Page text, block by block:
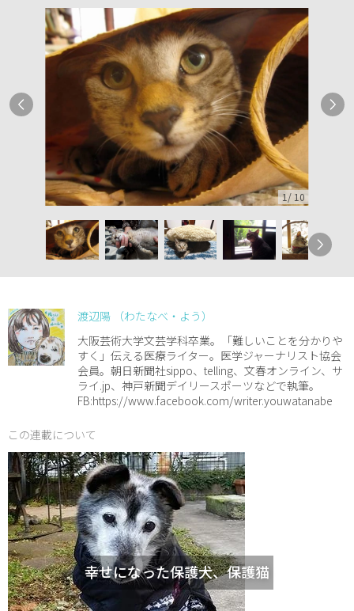
1 / 10
渡辺陽 （わたなべ・よう）
大阪芸術大学文芸学科卒業。「難しいことを分かりや
すく」伝える医療ライター。医学ジャーナリスト協会
会員。朝日新聞社sippo、telling、文春オンライン、サ
ライ.jp、神戸新聞デイリースポーツなどで執筆。
FB:https://www.facebook.com/writer.youwatanabe
この連載について
幸せになった保護犬、保護猫